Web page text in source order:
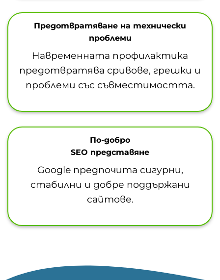
Предотвратяване на технически
проблеми
Навременната профилактика
предотвратява сривове, грешки и
проблеми със съвместимостта.
По-добро
SEO представяне
Google предпочита сигурни,
стабилни и добре поддържани
сайтове.